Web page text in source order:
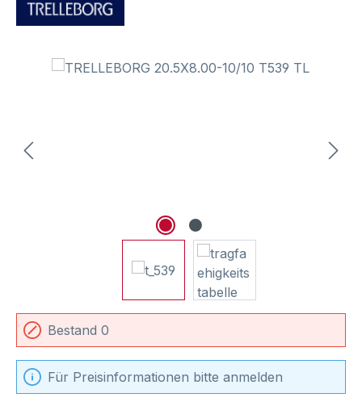
Bildergalerie überspringen
Bestand 0
Für Preisinformationen bitte anmelden